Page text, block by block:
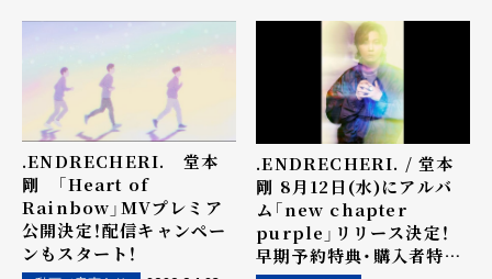
.ENDRECHERI. 堂本
剛 「Heart of
Rainbow」MVプレミア
公開決定！配信キャンペー
ンもスタート！
.ENDRECHERI. / 堂本
剛 8月12日(水)にアルバ
ム「new chapter
purple」リリース決定！
早期予約特典・購入者特